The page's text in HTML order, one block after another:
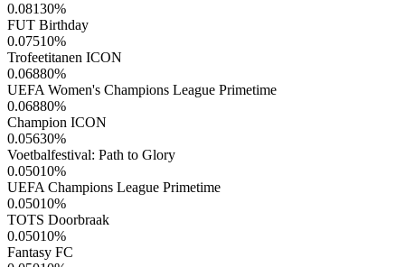
0.08130%
FUT Birthday
0.07510%
Trofeetitanen ICON
0.06880%
UEFA Women's Champions League Primetime
0.06880%
Champion ICON
0.05630%
Voetbalfestival: Path to Glory
0.05010%
UEFA Champions League Primetime
0.05010%
TOTS Doorbraak
0.05010%
Fantasy FC